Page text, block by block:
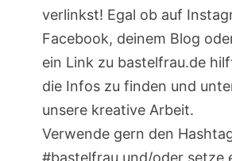
verlinkst! Egal ob auf
Facebook, deinem Blog
ein Link zu bastelfrau.de
die Infos zu finden und
unsere kreative Arbeit.
Verwende gern den
#bastelfrau und/oder setze